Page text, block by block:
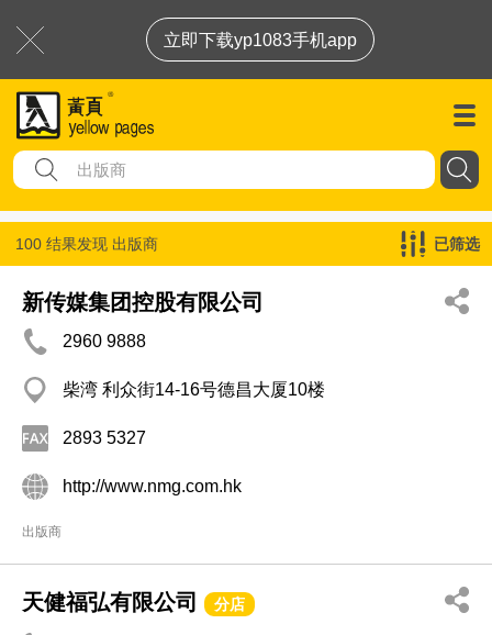
立即下载yp1083手机app
100 结果发现 出版商 已筛选
新传媒集团控股有限公司
2960 9888
柴湾 利众街14-16号德昌大厦10楼
2893 5327
http://www.nmg.com.hk
出版商
天健福弘有限公司 分店